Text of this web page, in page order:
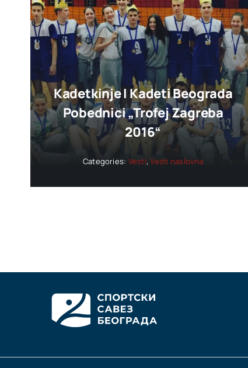
Kadetkinje I Kadeti Beograda
Pobednici „trofej Zagreba
2016“
Categories: Vesti,Vesti naslovna